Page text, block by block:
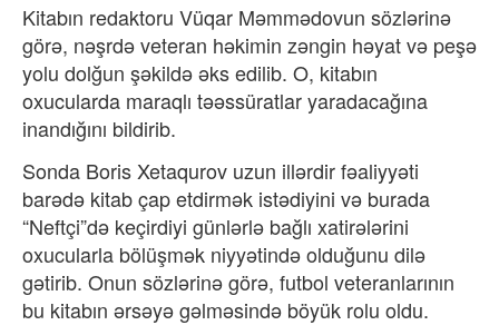
Kitabın redaktoru Vüqar Məmmədovun sözlərinə
görə, nəşrdə veteran həkimin zəngin həyat və peşə
yolu dolğun şəkildə əks edilib. O, kitabın
oxucularda maraqlı təəssüratlar yaradacağına
inandığını bildirib.
Sonda Boris Xetaqurov uzun illərdir fəaliyyəti
barədə kitab çap etdirmək istədiyini və burada
“Neftçi”də keçirdiyi günlərlə bağlı xatirələrini
oxucularla bölüşmək niyyətində olduğunu dilə
gətirib. Onun sözlərinə görə, futbol veteranlarının
bu kitabın ərsəyə gəlməsində böyük rolu oldu.